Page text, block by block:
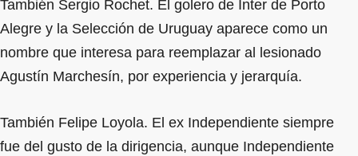
También Sergio Rochet. El golero de Inter de Porto
Alegre y la Selección de Uruguay aparece como un
nombre que interesa para reemplazar al lesionado
Agustín Marchesín, por experiencia y jerarquía.
También Felipe Loyola. El ex Independiente siempre
fue del gusto de la dirigencia, aunque Independiente